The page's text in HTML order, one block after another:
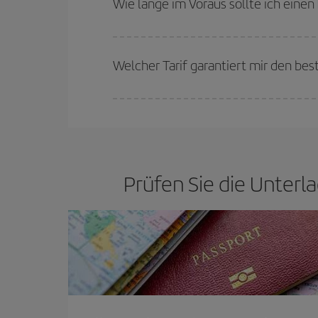
günstigsten Preisen wählen.
günstigsten (Economy-)Tarife verfügbar oder
Welcher Tarif garantiert mir den
Prüfen Sie die